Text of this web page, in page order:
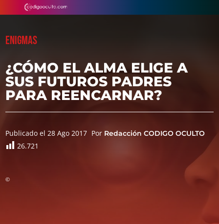
ENIGMAS
¿CÓMO EL ALMA ELIGE A
SUS FUTUROS PADRES
PARA REENCARNAR?
Publicado el 28 Ago 2017 Por Redacción CODIGO OCULTO
26.721
©